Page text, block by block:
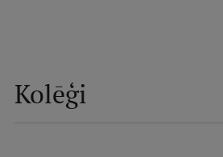
galvenā
Maģistra studiju programmas
Kolēģi